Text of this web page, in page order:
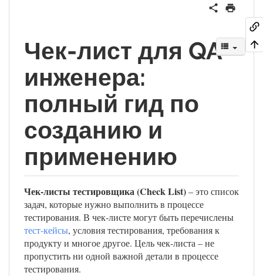
Чек-лист для QA
инженера:
полный гид по
созданию и
применению
Чек-листы тестировщика (Check List)– это список
задач, которые нужно выполнить в процессе
тестирования. В чек-листе могут быть перечислены
тест-кейсы, условия тестирования, требования к
продукту и многое другое. Цель чек-листа – не
пропустить ни одной важной детали в процессе
тестирования.